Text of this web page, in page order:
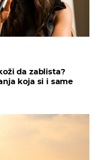
da zablista?
koja si i same